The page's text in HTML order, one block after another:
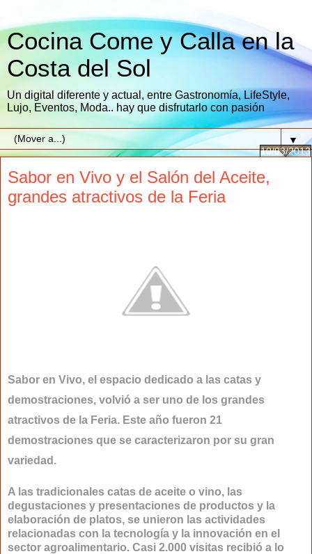
Cocina Come y Calla en la
Costa del Sol
Un digital diferente y actual, entre Gastronomía, LifeStyle,
Lujo, Eventos, Moda.. hay que disfrutarlo con pasión
▼
10/03/2013
Sabor en Vivo y el Salón del Aceite,
grandes atractivos de la Feria
Sabor en Vivo, el espacio dedicado a las catas y
demostraciones, volvió a ser uno de los grandes
atractivos de la Feria. Este año fueron 21
demostraciones que se caracterizaron por su gran
variedad.
A las tradicionales catas de aceite o vino, las
degustaciones y presentaciones de productos y la
elaboración de platos, se unieron las actividades
relacionadas con la tecnología y la innovación en el
sector agroalimentario. Casi 2.000 visitas recibió a lo